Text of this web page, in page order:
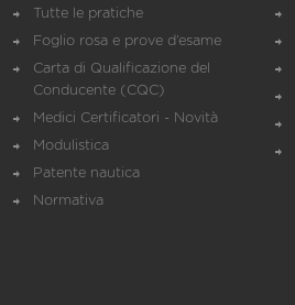
Tutte le pratiche
Foglio rosa e prove d’esame
Carta di Qualificazione del
Conducente (CQC)
Medici Certificatori - Novità
Modulistica
Patente nautica
Normativa